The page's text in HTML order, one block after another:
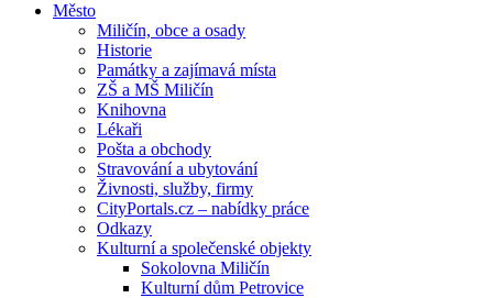
Město
Miličín, obce a osady
Historie
Památky a zajímavá místa
ZŠ a MŠ Miličín
Knihovna
Lékaři
Pošta a obchody
Stravování a ubytování
Živnosti, služby, firmy
CityPortals.cz – nabídky práce
Odkazy
Kulturní a společenské objekty
Sokolovna Miličín
Kulturní dům Petrovice